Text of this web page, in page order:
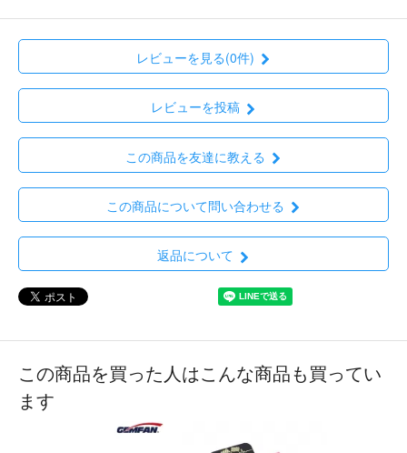
レビューを見る(0件)
レビューを投稿
この商品を友達に教える
この商品について問い合わせる
返品について
この商品を買った人はこんな商品も買ってい
ます